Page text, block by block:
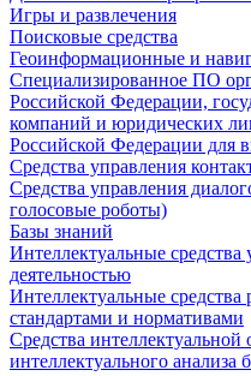
Игры и развлечения
Поисковые средства
Геоинформационные и
Специализированное ПО
Российской Федерации,
компаний и юридических
Российской Федерации для
Средства управления
Средства управления
голосовые роботы)
Базы знаний
Интеллектуальные средства
деятельностью
Интеллектуальные средства
стандартами и нормативами
Средства
интеллектуального анализа